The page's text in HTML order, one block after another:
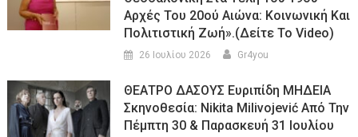
Αρχές Του 20ού Αιώνα: Κοινωνική Και
Πολιτιστική Ζωή».(Δείτε Το Video)
26 Ιουλίου 2026 Gr4you
ΘΕΑΤΡΟ ΔΑΣΟΥΣ Ευριπίδη ΜΗΔΕΙΑ
Σκηνοθεσία: Nikita Milivojević Από Την
Πέμπτη 30 & Παρασκευή 31 Ιουλίου